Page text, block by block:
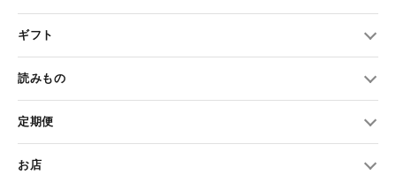
ギフト
読みもの
定期便
お店